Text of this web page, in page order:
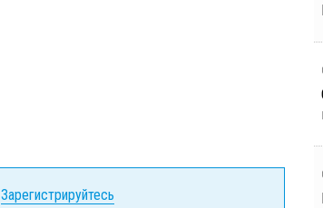
Зарегистрируйтесь